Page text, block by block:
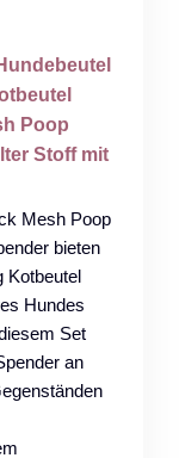
Poop
Stoff mit
Mesh Poop
bieten
Kotbeutel
Hundes
Set
an